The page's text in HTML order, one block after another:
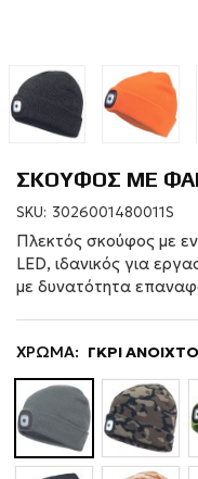
ΣΚΟΥΦΟΣ ΜΕ
SKU: 3026001480011S
Πλεκτός σκούφος με
LED, ιδανικός για
με δυνατότητα
ΧΡΩΜΑ: ΓΚΡΙ ΑΝΟΙΧΤΟ